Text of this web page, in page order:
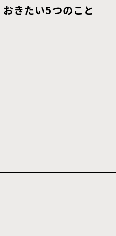
おきたい5つのこと